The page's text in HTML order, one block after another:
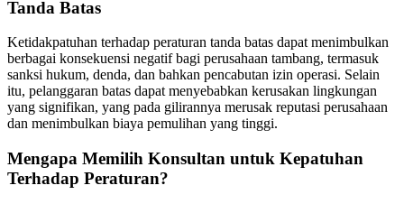
Tanda Batas
Ketidakpatuhan terhadap peraturan tanda batas dapat menimbulkan
berbagai konsekuensi negatif bagi perusahaan tambang, termasuk
sanksi hukum, denda, dan bahkan pencabutan izin operasi. Selain
itu, pelanggaran batas dapat menyebabkan kerusakan lingkungan
yang signifikan, yang pada gilirannya merusak reputasi perusahaan
dan menimbulkan biaya pemulihan yang tinggi.
Mengapa Memilih Konsultan untuk Kepatuhan
Terhadap Peraturan?